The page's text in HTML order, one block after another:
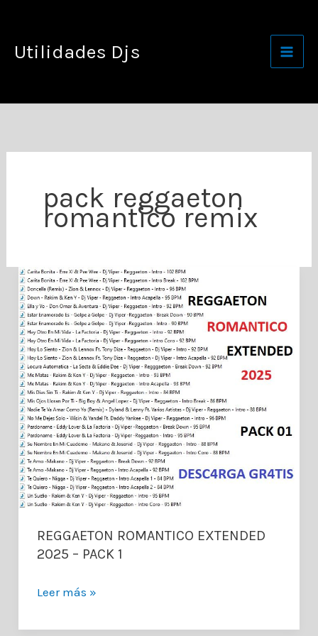
contenido
Utilidades Djs
pack reggaeton
romantico remix
REGGAETON ROMANTICO EXTENDED
2025 – PACK 1
REGGAETON
EXTENDED
Leer más »